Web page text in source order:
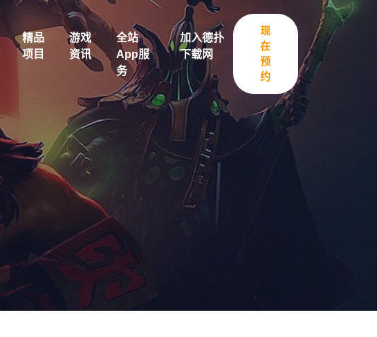
精品
项目
游戏
资讯
全站
App服
务
加入德扑
下载网
现
在
预
约